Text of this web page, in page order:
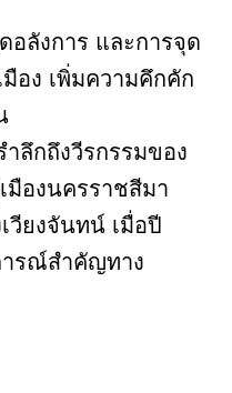
ลังการ และการจุด
อง เพิ่มความคึกคัก
ลึกถึงวีรกรรมของ
มืองนครราชสีมา
วียงจันทน์ เมื่อปี
ารณ์สำคัญทาง